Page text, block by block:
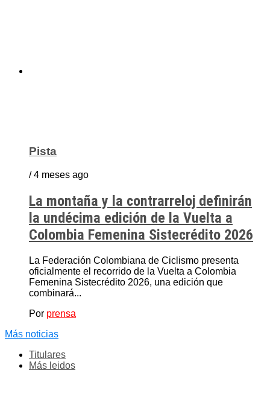
Pista
/ 4 meses ago
La montaña y la contrarreloj definirán
la undécima edición de la Vuelta a
Colombia Femenina Sistecrédito 2026
La Federación Colombiana de Ciclismo presenta
oficialmente el recorrido de la Vuelta a Colombia
Femenina Sistecrédito 2026, una edición que
combinará...
Por prensa
Más noticias
Titulares
Más leidos